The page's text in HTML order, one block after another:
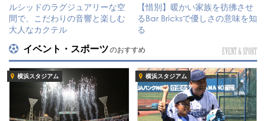
ルシッドのラグジュアリーな空
間で、こだわりの音響と楽しむ
大人なカクテル
【惜別】暖かい家族を彷彿させ
るBar Bricksで優しさの意味を知
る
イベント・スポーツ のおすすめ EVENT & SPORT
横浜スタジアム 横浜スタジアム